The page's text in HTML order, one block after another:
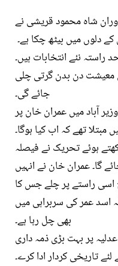
شاہ محمود قریشی نے
کے دلوں میں بیٹھ چکا ہے۔
راستہ نئے انتخابات ہیں۔
معیشت دن بدن گرتی چلی
جائے گی۔
آباد میں عمران خان پر
تھے کہ اب کیا ہوگا۔
ہوئے تحریک نے فیصلہ
گا۔ عمران خان نے انہیں
اسی راستے پر چلے جس کا
اسد عمر کی سربراہی میں
بھی چل رہا ہے۔
پر بہت بڑی ذمہ داری
تاریخی کردار ادا کرے۔